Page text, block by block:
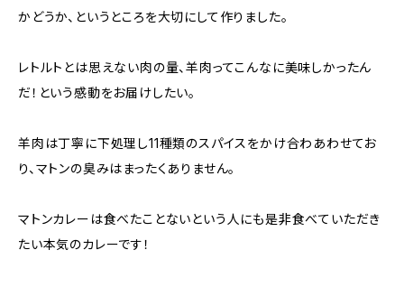
かどうか、というところを大切にして作りました。
レトルトとは思えない肉の量、羊肉ってこんなに美味しかったん
だ！という感動をお届けしたい。
羊肉は丁寧に下処理し11種類のスパイスをかけ合わあわせてお
り、マトンの臭みはまったくありません。
マトンカレーは食べたことないという人にも是非食べていただき
たい本気のカレーです！